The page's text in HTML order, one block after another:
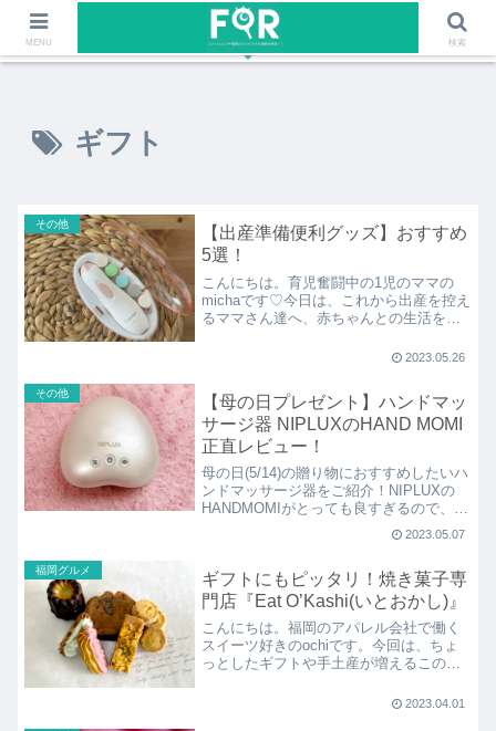
ファッションや福岡のワクワクする情報を発信！！
ギフト
その他
【出産準備便利グッズ】おすすめ
5選！
こんにちは。育児奮闘中の1児のママの
michaです♡今日は、これから出産を控え
るママさん達へ、赤ちゃんとの生活をよ
2023.05.26
その他
【母の日プレゼント】ハンドマッ
サージ器 NIPLUXのHAND MOMI
正直レビュー！
母の日(5/14)の贈り物におすすめしたいハ
ンドマッサージ器をご紹介！NIPLUXの
HANDMOMIがとっても良すぎるので、良
2023.05.07
福岡グルメ
ギフトにもピッタリ！焼き菓子専
門店『Eat O’Kashi(いとおかし)』
こんにちは。福岡のアパレル会社で働く
スイーツ好きのochiです。今回は、ちょ
っとしたギフトや手土産が増えるこの時
2023.04.01
MENU 検索